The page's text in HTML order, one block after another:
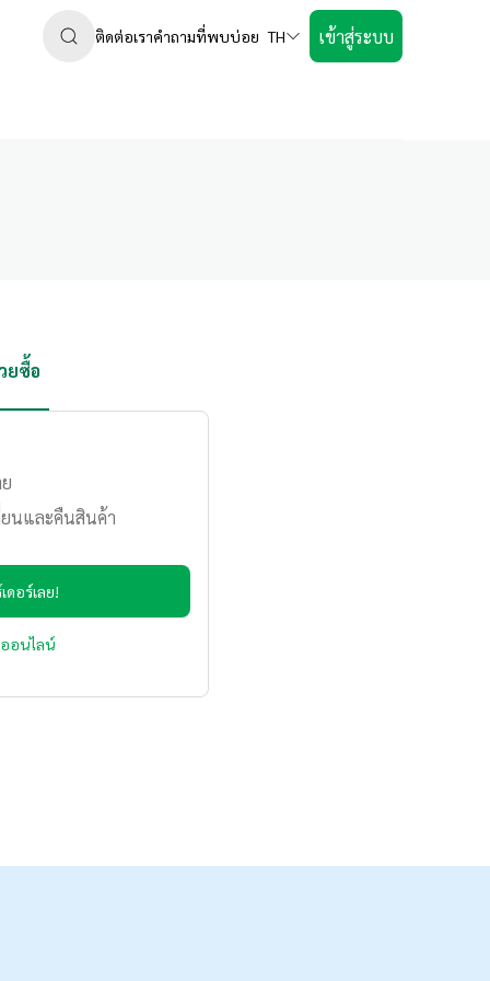
ติดต่อเราคำถามที่พบบ่อย TH เข้าสู่ระบบ
ยซื้อ
นและคืนสินค้า
อร์เลย!
อนไลน์